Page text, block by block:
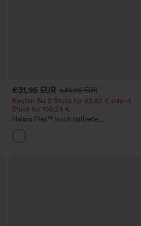
€31,95 EUR €35,95 EUR
Kaufen Sie 2 Stück für 52,62 € oder 4
Stück für 105,24 €.
Halara Flex™ hoch taillierte,
figurformende Arbeitshose, die die Taille
schmaler wirken lässt, mit Taschen,
weitem Bein und Mikro-Waffelstruktur